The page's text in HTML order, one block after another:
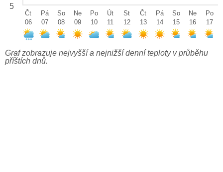
5
Čt
06
Pá
07
So
08
Ne
09
Po
10
Út
11
St
12
Čt
13
Pá
14
So
15
Ne
16
Po
17
Graf zobrazuje nejvyšší a nejnižší denní teploty v průběhu
příštích dnů.